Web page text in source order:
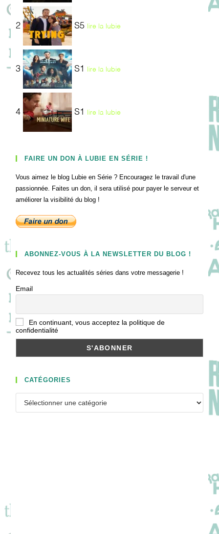
2 S5 lire la lubie
3 S1 lire la lubie
4 S1 lire la lubie
FAIRE UN DON À LUBIE EN SÉRIE !
Vous aimez le blog Lubie en Série ? Encouragez le travail d'une
passionnée. Faites un don, il sera utilisé pour payer le serveur et
améliorer la visibilité du blog !
ABONNEZ-VOUS À LA NEWSLETTER DU BLOG !
Recevez tous les actualités séries dans votre messagerie !
Email
En continuant, vous acceptez la politique de
confidentialité
CATÉGORIES